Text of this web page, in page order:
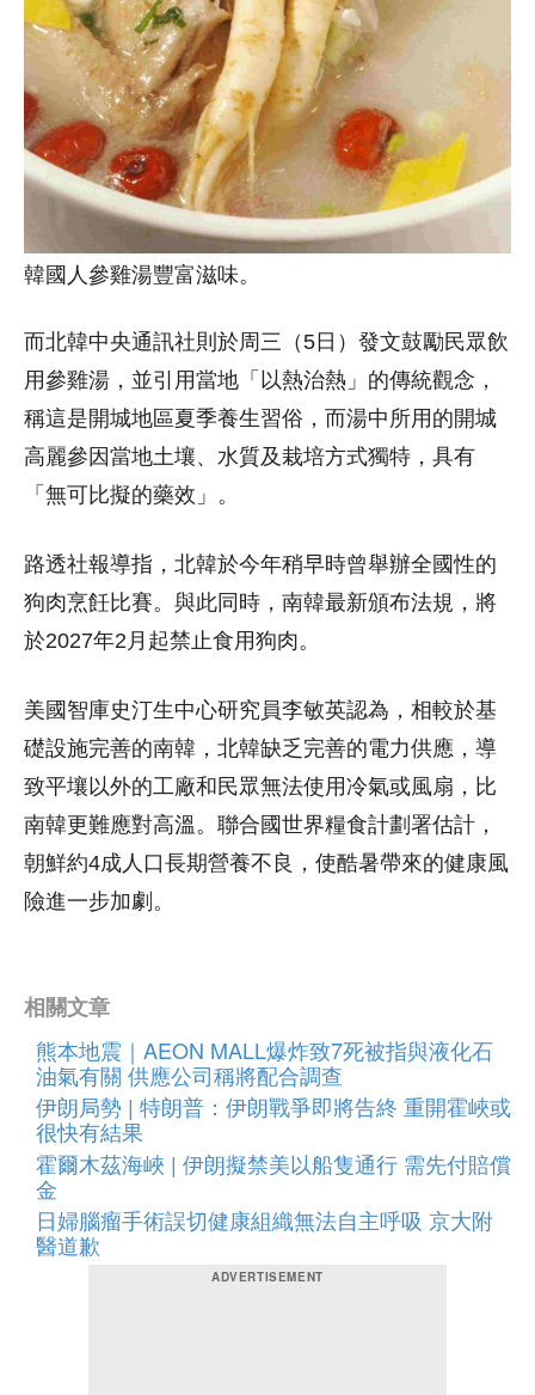
韓國人參雞湯豐富滋味。
而北韓中央通訊社則於周三（5日）發文鼓勵民眾飲
用參雞湯，並引用當地「以熱治熱」的傳統觀念，
稱這是開城地區夏季養生習俗，而湯中所用的開城
高麗參因當地土壤、水質及栽培方式獨特，具有
「無可比擬的藥效」。
路透社報導指，北韓於今年稍早時曾舉辦全國性的
狗肉烹飪比賽。與此同時，南韓最新頒布法規，將
於2027年2月起禁止食用狗肉。
美國智庫史汀生中心研究員李敏英認為，相較於基
礎設施完善的南韓，北韓缺乏完善的電力供應，導
致平壤以外的工廠和民眾無法使用冷氣或風扇，比
南韓更難應對高溫。聯合國世界糧食計劃署估計，
朝鮮約4成人口長期營養不良，使酷暑帶來的健康風
險進一步加劇。
相關文章
熊本地震｜AEON MALL爆炸致7死被指與液化石
油氣有關 供應公司稱將配合調查
伊朗局勢 | 特朗普：伊朗戰爭即將告終 重開霍峽或
很快有結果
霍爾木茲海峽 | 伊朗擬禁美以船隻通行 需先付賠償
金
日婦腦瘤手術誤切健康組織無法自主呼吸 京大附
醫道歉